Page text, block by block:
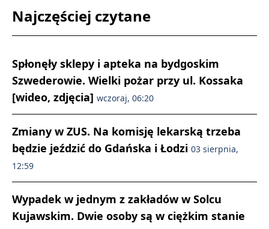
Najczęściej czytane
Spłonęły sklepy i apteka na bydgoskim
Szwederowie. Wielki pożar przy ul. Kossaka
[wideo, zdjęcia] wczoraj, 06:20
Zmiany w ZUS. Na komisję lekarską trzeba
będzie jeździć do Gdańska i Łodzi 03 sierpnia,
12:59
Wypadek w jednym z zakładów w Solcu
Kujawskim. Dwie osoby są w ciężkim stanie